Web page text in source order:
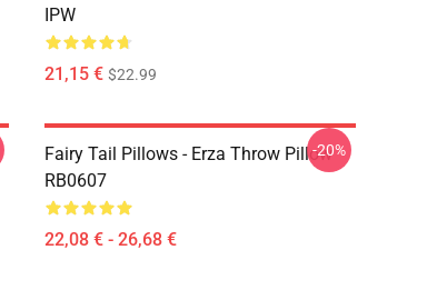
IPW
21,15 € $22.99
Fairy Tail Pillows - Erza Throw Pillow
RB0607
22,08 € - 26,68 €
-20%